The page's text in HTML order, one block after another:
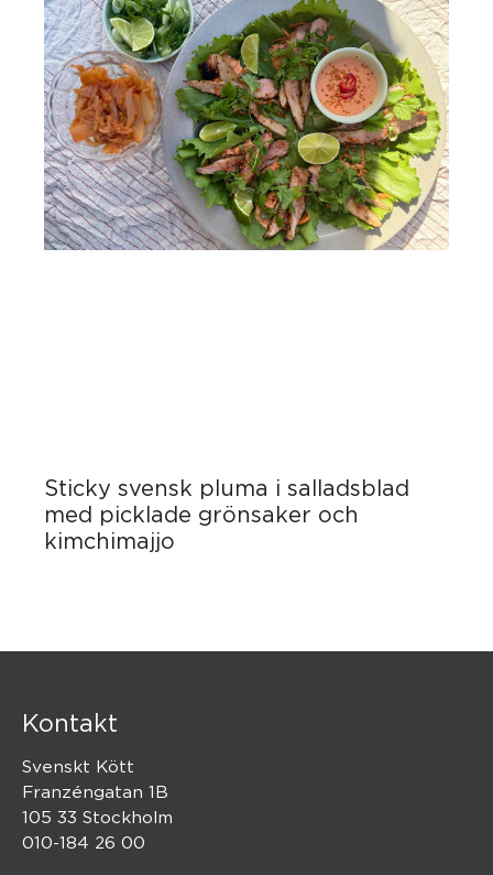
Sticky svensk pluma i salladsblad
med picklade grönsaker och
kimchimajjo
Kontakt
Svenskt Kött
Franzéngatan 1B
105 33 Stockholm
010-184 26 00